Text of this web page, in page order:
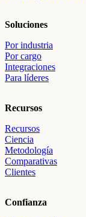
Soluciones
Por industria
Por cargo
Integraciones
Para líderes
Recursos
Recursos
Ciencia
Metodología
Comparativas
Clientes
Confianza